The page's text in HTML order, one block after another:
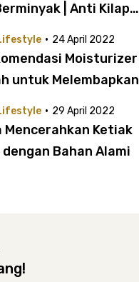
| Anti Kilap
· 24 April 2022
Moisturizer
untuk Melembapkan
· 29 April 2022
Mencerahkan Ketiak
Bahan Alami